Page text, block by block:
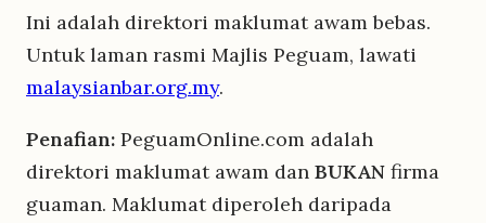
Ini adalah direktori maklumat awam bebas.
Untuk laman rasmi Majlis Peguam, lawati
malaysianbar.org.my.
Penafian: PeguamOnline.com adalah
direktori maklumat awam dan BUKAN firma
guaman. Maklumat diperoleh daripada